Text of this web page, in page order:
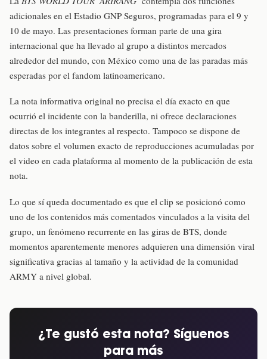
adicionales en el Estadio GNP Seguros, programadas para el 9 y
10 de mayo. Las presentaciones forman parte de una gira
internacional que ha llevado al grupo a distintos mercados
alrededor del mundo, con México como una de las paradas más
esperadas por el fandom latinoamericano.
La nota informativa original no precisa el día exacto en que
ocurrió el incidente con la banderilla, ni ofrece declaraciones
directas de los integrantes al respecto. Tampoco se dispone de
datos sobre el volumen exacto de reproducciones acumuladas por
el video en cada plataforma al momento de la publicación de esta
nota.
Lo que sí queda documentado es que el clip se posicionó como
uno de los contenidos más comentados vinculados a la visita del
grupo, un fenómeno recurrente en las giras de BTS, donde
momentos aparentemente menores adquieren una dimensión viral
significativa gracias al tamaño y la actividad de la comunidad
ARMY a nivel global.
¿Te gustó esta nota? Síguenos
para más